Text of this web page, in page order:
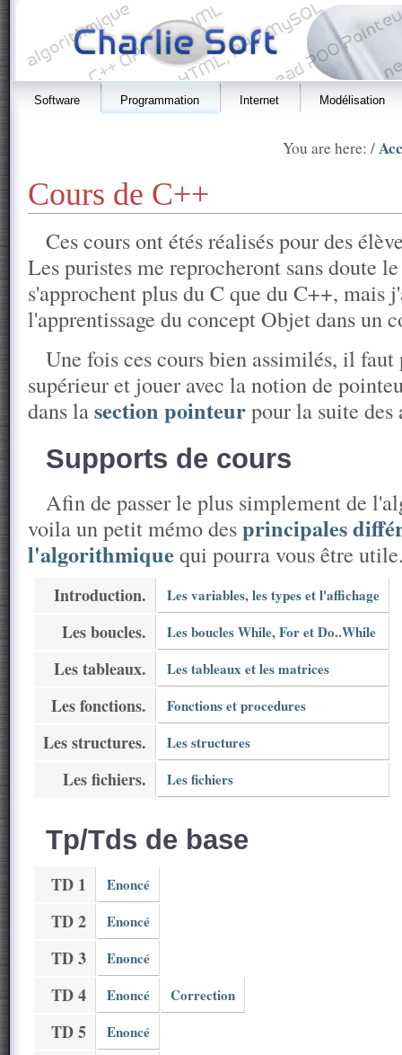
Software Programmation Internet Modélisation
You are here: /
Cours de C++
Ces cours ont étés réalisés pour des
Les puristes me reprocheront sans doute
s'approchent plus du C que du C++, mais
l'apprentissage du concept Objet dans un
Une fois ces cours bien assimilés, il faut
supérieur et jouer avec la notion de
dans lasection pointeurpour la suite
Supports de cours
Afin de passer le plus simplement de
voila un petit mémo desprincipales
l'algorithmiquequi pourra vous être
Introduction. Les variables, les types et l'affichage
Les boucles. Les boucles While, For et Do..While
Les tableaux. Les tableaux et les matrices
Les fonctions. Fonctions et procedures
Les structures. Les structures
Les fichiers. Les fichiers
Tp/Tds de base
TD 1 Enoncé
TD 2 Enoncé
TD 3 Enoncé
TD 4 Enoncé Correction
TD 5 Enoncé